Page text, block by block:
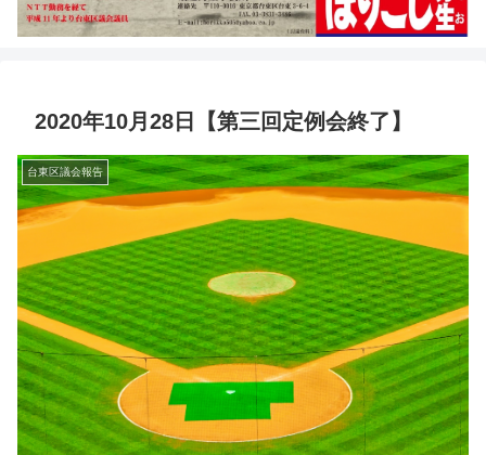
2020年10月28日【第三回定例会終了】
台東区議会報告